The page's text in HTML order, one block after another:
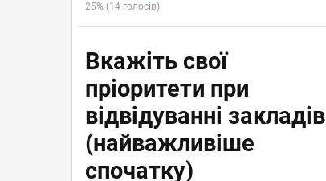
25% (14 голосів)
Вкажіть свої
пріоритети при
відвідуванні закладів
(найважливіше
спочатку)